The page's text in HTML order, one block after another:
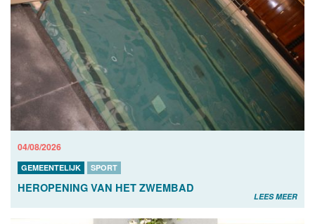
04/08/2026
GEMEENTELIJK SPORT
HEROPENING VAN HET ZWEMBAD
LEES MEER